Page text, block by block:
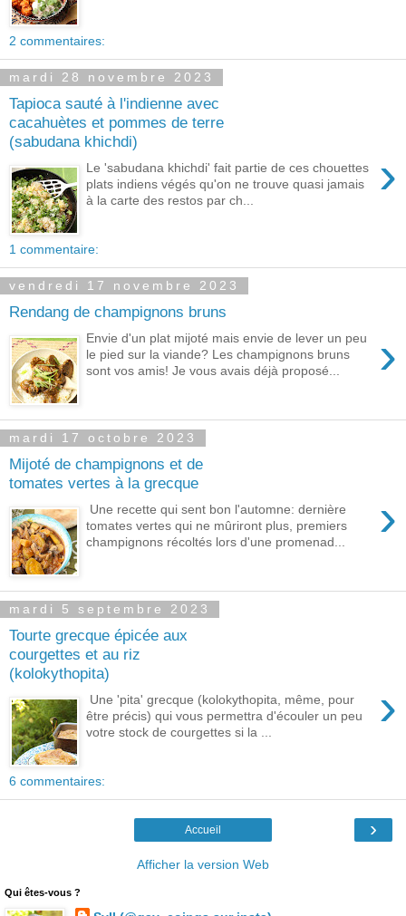
2 commentaires:
mardi 28 novembre 2023
Tapioca sauté à l'indienne avec
cacahuètes et pommes de terre
(sabudana khichdi)
›
Le 'sabudana khichdi' fait partie de ces chouettes
plats indiens végés qu'on ne trouve quasi jamais
à la carte des restos par ch...
1 commentaire:
vendredi 17 novembre 2023
Rendang de champignons bruns
›
Envie d'un plat mijoté mais envie de lever un peu
le pied sur la viande? Les champignons bruns
sont vos amis! Je vous avais déjà proposé...
mardi 17 octobre 2023
Mijoté de champignons et de
tomates vertes à la grecque
›
Une recette qui sent bon l'automne: dernière
tomates vertes qui ne mûriront plus, premiers
champignons récoltés lors d'une promenad...
mardi 5 septembre 2023
Tourte grecque épicée aux
courgettes et au riz
(kolokythopita)
›
Une 'pita' grecque (kolokythopita, même, pour
être précis) qui vous permettra d'écouler un peu
votre stock de courgettes si la ...
6 commentaires:
›
Accueil
Afficher la version Web
Qui êtes-vous ?